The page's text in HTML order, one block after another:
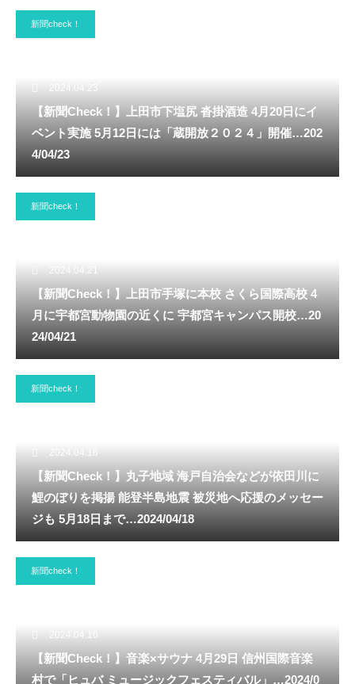
新聞check！
2024.04.23
【新聞Check！】上田市下塩尻 沓掛酒造 4月20日にイ
ベント実施 5月12日には「蔵開放２０２４」開催…202
4/04/23
新聞check！
2024.04.21
【新聞Check！】上田市手塚に本校 さくら国際高校 4
月に宇都宮動物園の近くに 宇都宮キャンパス開校…20
24/04/21
新聞check！
2024.04.18
【新聞Check！】丸子地域 海戸自治会などが依田川に
鯉のぼりを掲揚 能登半島地震 被災地へ応援のメッセー
ジも 5月18日まで…2024/04/18
新聞check！
2024.04.16
【新聞Check！】音楽×サウナ 4月29日 信州国際音楽
村で「ヒュバ ミュージックフェスティバル」…2024/0